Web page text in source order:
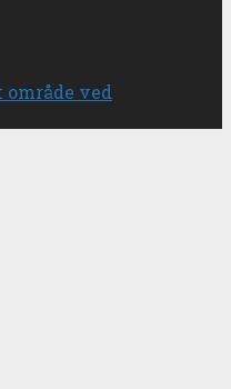
ved